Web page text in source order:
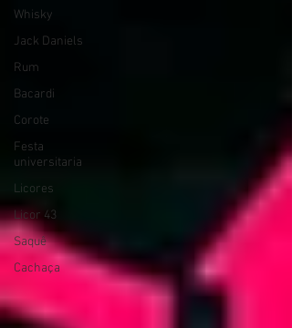
Whisky
Jack Daniels
Rum
Bacardi
Corote
Festa
universitaria
Licores
Licor 43
Saquê
Cachaça